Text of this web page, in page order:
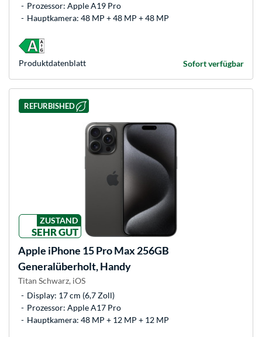
Prozessor: Apple A19 Pro
Hauptkamera: 48 MP + 48 MP + 48 MP
Sofort verfügbar
Produkt­datenblatt
REFURBISHED
ZUSTAND
SEHR GUT
Apple iPhone 15 Pro Max 256GB
Generalüberholt, Handy
Titan Schwarz, iOS
Display: 17 cm (6,7 Zoll)
Prozessor: Apple A17 Pro
Hauptkamera: 48 MP + 12 MP + 12 MP